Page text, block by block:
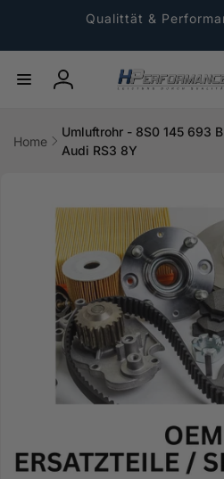
Qualittät &
Einloggen
Home
Umluftrohr - 8S0 145 693
Audi RS3 8Y